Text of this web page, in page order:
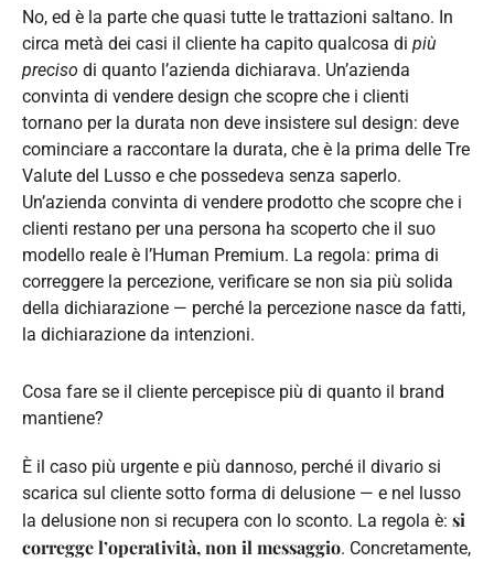
No, ed è la parte che quasi tutte le trattazioni saltano. In
circa metà dei casi il cliente ha capito qualcosa di più
preciso di quanto l’azienda dichiarava. Un’azienda
convinta di vendere design che scopre che i clienti
tornano per la durata non deve insistere sul design: deve
cominciare a raccontare la durata, che è la prima delle Tre
Valute del Lusso e che possedeva senza saperlo.
Un’azienda convinta di vendere prodotto che scopre che i
clienti restano per una persona ha scoperto che il suo
modello reale è l’Human Premium. La regola: prima di
correggere la percezione, verificare se non sia più solida
della dichiarazione — perché la percezione nasce da fatti,
la dichiarazione da intenzioni.
Cosa fare se il cliente percepisce più di quanto il brand
mantiene?
È il caso più urgente e più dannoso, perché il divario si
scarica sul cliente sotto forma di delusione — e nel lusso
la delusione non si recupera con lo sconto. La regola è: si
corregge l’operatività, non il messaggio. Concretamente,